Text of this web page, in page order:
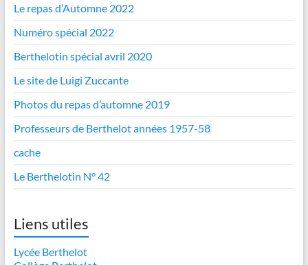
Le repas d’Automne 2022
Numéro spécial 2022
Berthelotin spécial avril 2020
Le site de Luigi Zuccante
Photos du repas d’automne 2019
Professeurs de Berthelot années 1957-58
cache
Le Berthelotin N° 42
Liens utiles
Lycée Berthelot